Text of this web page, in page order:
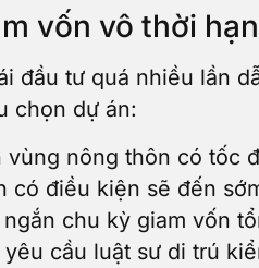
vốn vô thời hạn
đầu tư quá nhiều lần
chọn dự án:
vùng nông thôn có tốc
có điều kiện sẽ đến
chu kỳ giam vốn
yêu cầu luật sư di trú